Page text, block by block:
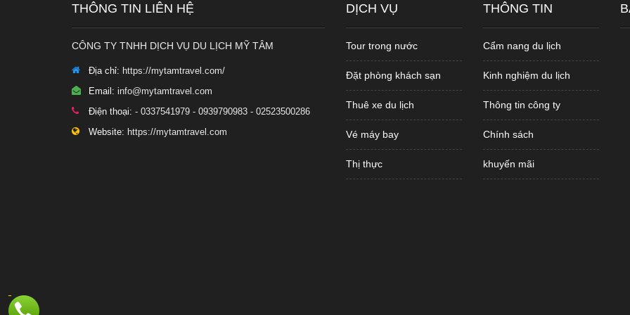
THÔNG TIN LIÊN HỆ
CÔNG TY TNHH DỊCH VỤ DU LỊCH MỸ TÂM
Địa chỉ: https://mytamtravel.com/
Email: info@mytamtravel.com
Điện thoại: - 0337541979 - 0939790983 - 02523500286
Website: https://mytamtravel.com
DỊCH VỤ
Tour trong nước
Đặt phòng khách sạn
Thuê xe du lịch
Vé máy bay
Thị thực
THÔNG TIN
Cẩm nang du lịch
Kinh nghiệm du lịch
Thông tin công ty
Chính sách
khuyến mãi